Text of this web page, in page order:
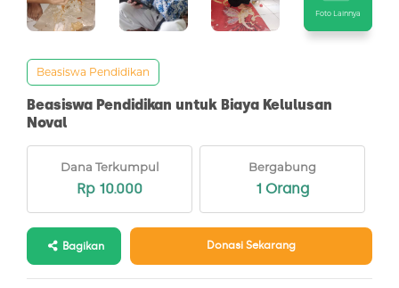
Foto Lainnya
Beasiswa Pendidikan
Beasiswa Pendidikan untuk Biaya Kelulusan
Noval
Dana Terkumpul
Rp 10.000
Bergabung
1 Orang
Bagikan Donasi Sekarang